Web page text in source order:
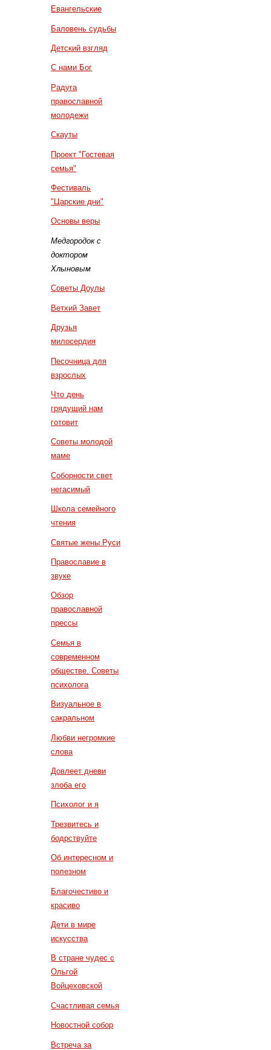
Евангельские
Баловень судьбы
Детский взгляд
С нами Бог
Радуга
православной
молодежи
Скауты
Проект "Гостевая
семья"
Фестиваль
"Царские дни"
Основы веры
Медгородок с
доктором
Хлыновым
Советы Доулы
Ветхий Завет
Друзья
милосердия
Песочница для
взрослых
Что день
грядущий нам
готовит
Советы молодой
маме
Соборности свет
негасимый
Школа семейного
чтения
Святые жены Руси
Православие в
звуке
Обзор
православной
прессы
Семья в
современном
обществе. Советы
психолога
Визуальное в
сакральном
Любви негромкие
слова
Довлеет дневи
злоба его
Психолог и я
Трезвитесь и
бодрствуйте
Об интересном и
полезном
Благочестиво и
красиво
Дети в мире
искусства
В стране чудес с
Ольгой
Войцеховской
Счастливая семья
Новостной собор
Встреча за